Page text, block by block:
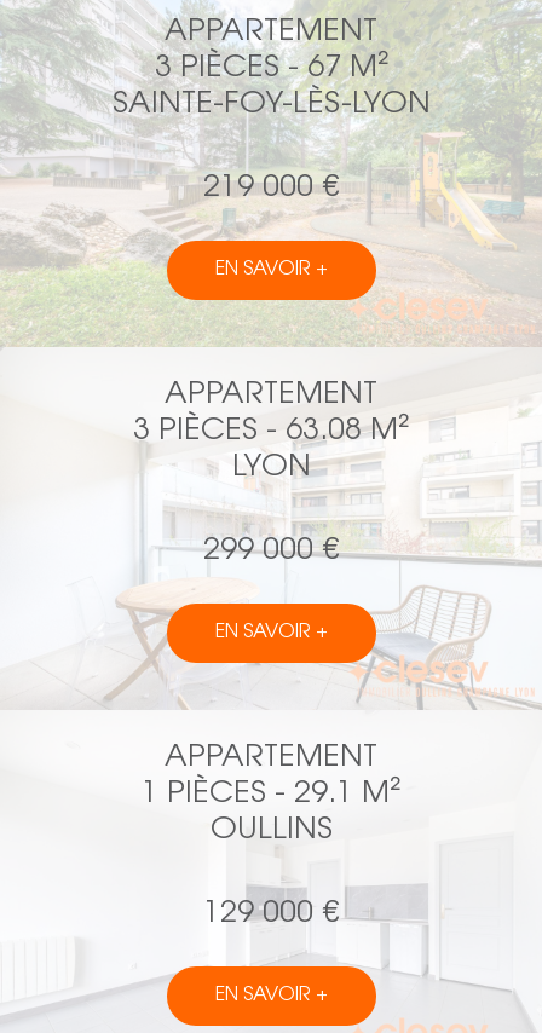
APPARTEMENT
3 PIÈCES - 67 M²
SAINTE-FOY-LÈS-LYON
219 000 €
EN SAVOIR +
APPARTEMENT
3 PIÈCES - 63.08 M²
LYON
299 000 €
EN SAVOIR +
APPARTEMENT
1 PIÈCES - 29.1 M²
OULLINS
129 000 €
EN SAVOIR +